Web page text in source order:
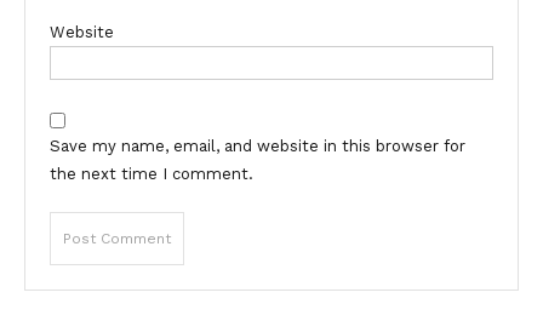
Website
Save my name, email, and website in this browser for
the next time I comment.